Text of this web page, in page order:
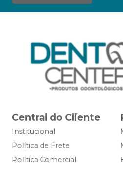
Central do Cliente
Institucional
Política de Frete
Política Comercial